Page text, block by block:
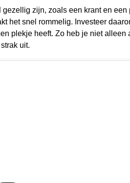
zijn, zoals een krant en een
het snel rommelig. Investeer
plekje heeft. Zo heb je niet alleen
uit.